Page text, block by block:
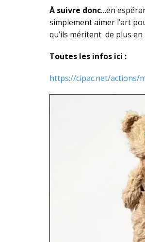
À suivre donc…en
simplement aimer l’art
qu’ils méritent de plus
Toutes les infos ici :
https://cipac.net/actions/